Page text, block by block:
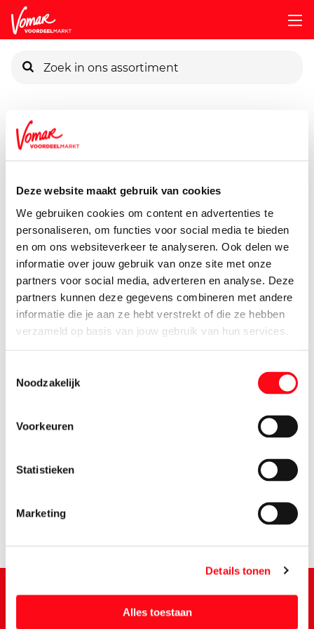
Deze website maakt gebruik van cookies
We gebruiken cookies om content en advertenties te
personaliseren, om functies voor social media te bieden
en om ons websiteverkeer te analyseren. Ook delen we
informatie over jouw gebruik van onze site met onze
partners voor social media, adverteren en analyse. Deze
partners kunnen deze gegevens combineren met andere
informatie die je aan ze hebt verstrekt of die ze hebben
verzameld op basis van jouw gebruik van hun services.
Noodzakelijk
Voorkeuren
Statistieken
Marketing
Details tonen
Alles toestaan
Pincode vergeten
Persoonlijk KIK-account
Assortiment
570 ml
3.99